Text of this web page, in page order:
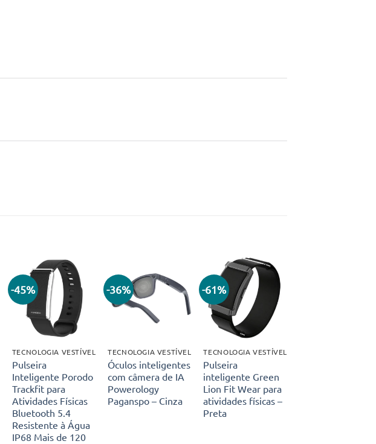
-45%
Adicionar
aos meus
desejos
TECNOLOGIA VESTÍVEL
Pulseira
Inteligente Porodo
Trackfit para
Atividades Físicas
Bluetooth 5.4
Resistente à Água
IP68 Mais de 120
-36%
Adicionar
desejos
TECNOLOGIA VESTÍVEL
Óculos inteligentes
com câmera de IA
Powerology
Paganspo – Cinza
-61%
Adicionar
aos meus
desejos
TECNOLOGIA VESTÍVEL
Pulseira
inteligente Green
Lion Fit Wear para
atividades físicas –
Preta